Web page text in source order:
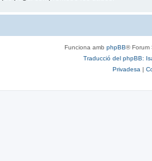
Funciona amb phpBB® Forum
Traducció del phpBB:
Privadesa |